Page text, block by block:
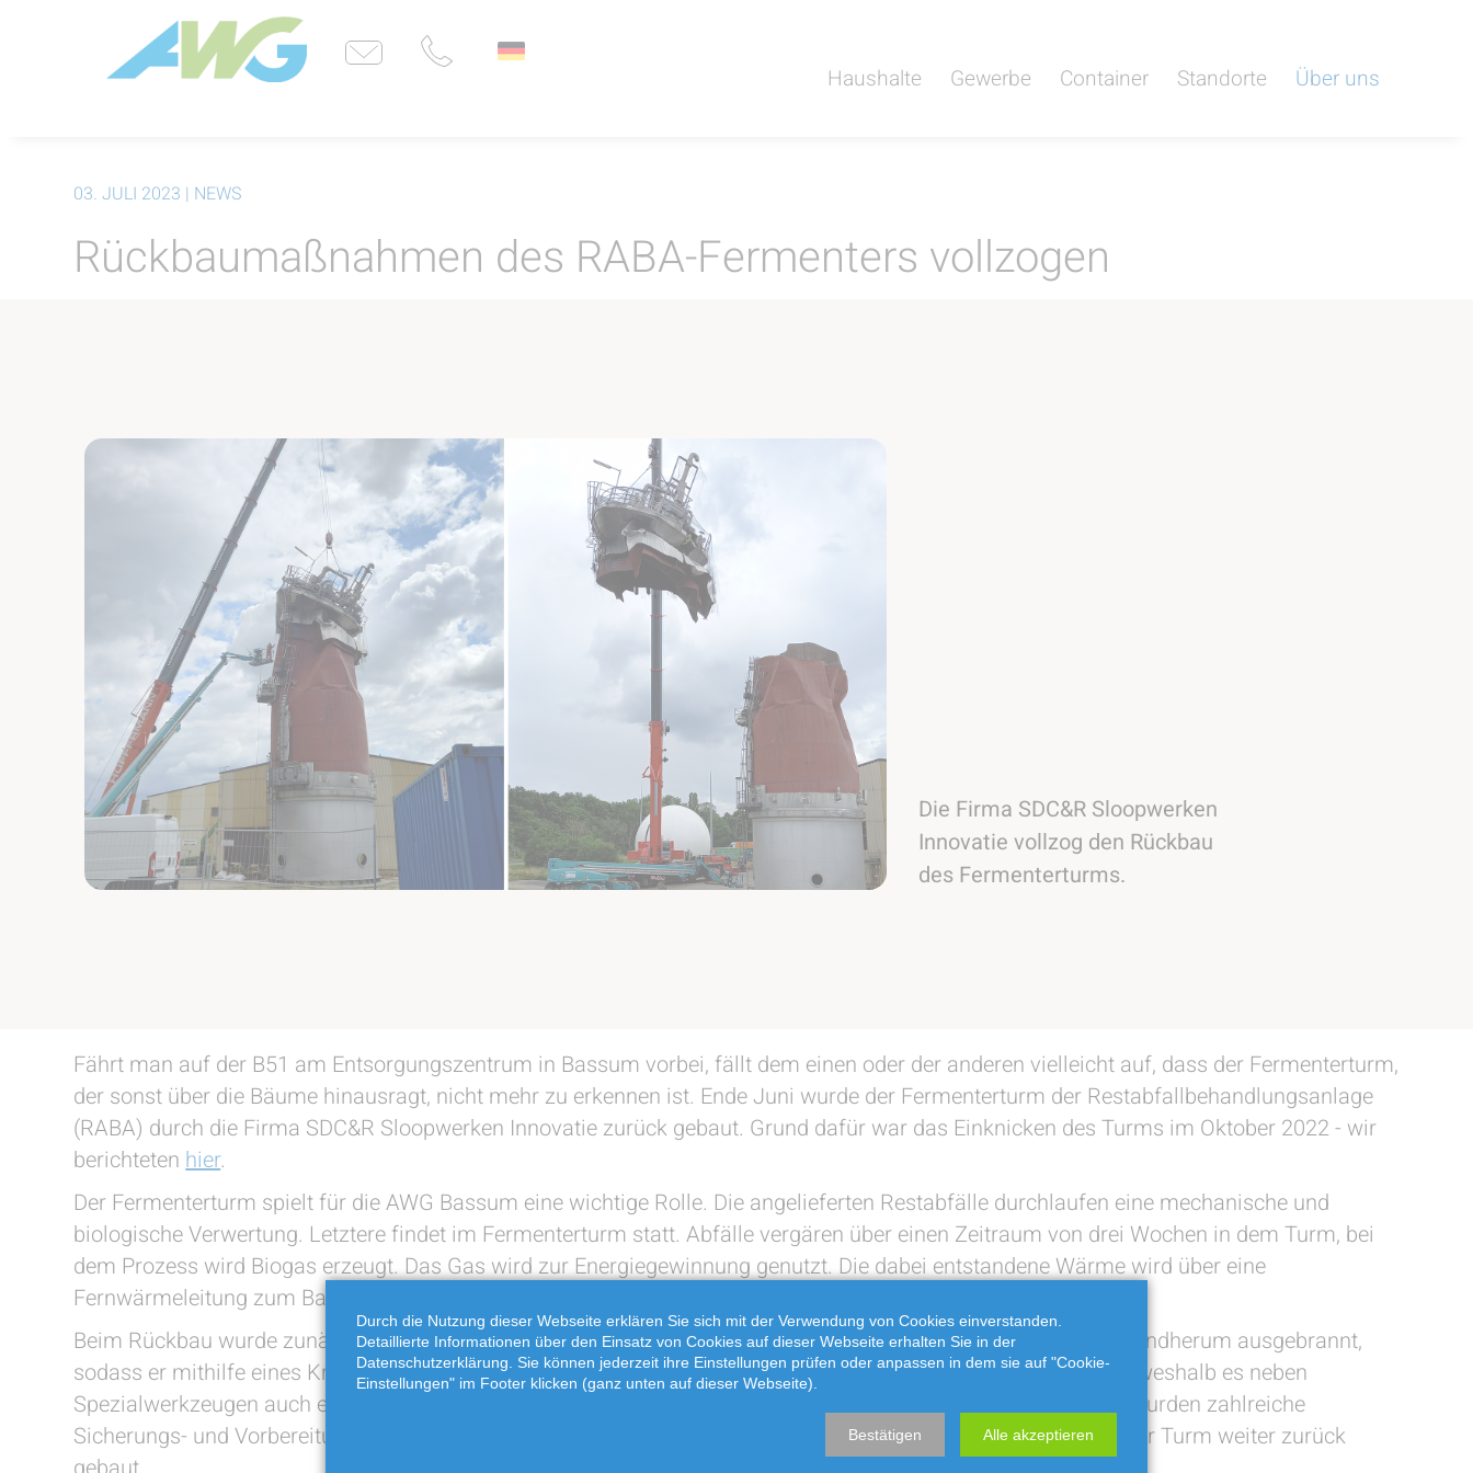
Haushalte Gewerbe Container Standorte Über uns
03. JULI 2023 | NEWS
Rückbaumaßnahmen des RABA-Fermenters vollzogen
Die Firma SDC&R Sloopwerken
Innovatie vollzog den Rückbau
des Fermenterturms.
Fährt man auf der B51 am Entsorgungszentrum in Bassum vorbei, fällt dem einen oder der anderen vielleicht auf, dass der Fermenterturm,
der sonst über die Bäume hinausragt, nicht mehr zu erkennen ist. Ende Juni wurde der Fermenterturm der Restabfallbehandlungsanlage
(RABA) durch die Firma SDC&R Sloopwerken Innovatie zurück gebaut. Grund dafür war das Einknicken des Turms im Oktober 2022 - wir
berichtetenhier.
Der Fermenterturm spielt für die AWG Bassum eine wichtige Rolle. Die angelieferten Restabfälle durchlaufen eine mechanische und
biologische Verwertung. Letztere findet im Fermenterturm statt. Abfälle vergären über einen Zeitraum von drei Wochen in dem Turm, bei
dem Prozess wird Biogas erzeugt. Das Gas wird zur Energiegewinnung genutzt. Die dabei entstandene Wärme wird über eine
Fernwärmeleitung zum Bassumer Krankenhaus geleitet.
Beim Rückbau wurde zunächst der oberste Teil des Fermenters von einem Mitarbeiter der beauftragten Firma rundherum ausgebrannt,
sodass er mithilfe eines Krans abgehoben werden konnte. Dabei handelt es sich um ca. 25 Tonnen an Gewicht, weshalb es neben
Spezialwerkzeugen auch einen geeigneten Kran benötigte. Das Bild veranschaulicht die Maßnahme gut. Zuvor wurden zahlreiche
Sicherungs- und Vorbereitungsschritte vollzogen. Nachdem der "Kopf" des Fermenters abgehoben war, wurde der Turm weiter zurück
Durch die Nutzung dieser Webseite erklären Sie sich mit der Verwendung von Cookies einverstanden.
Detaillierte Informationen über den Einsatz von Cookies auf dieser Webseite erhalten Sie in der
Datenschutzerklärung. Sie können jederzeit ihre Einstellungen prüfen oder anpassen in dem sie auf "Cookie-
Einstellungen" im Footer klicken (ganz unten auf dieser Webseite).
Bestätigen Alle akzeptieren